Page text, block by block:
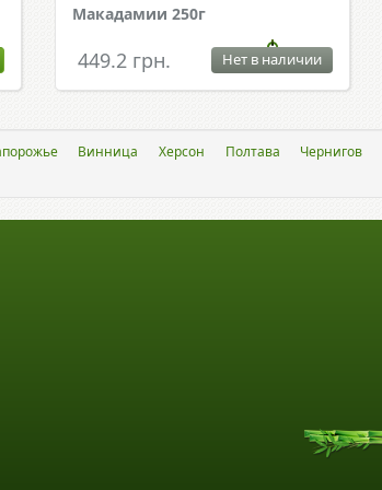
Макадамии 250г
449.2 грн. Нет в наличии
Винница Херсон Полтава Чернигов